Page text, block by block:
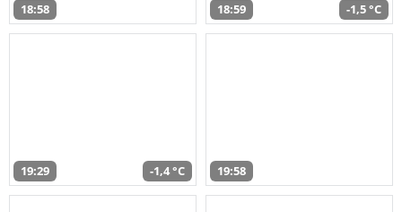
18:58 18:59 -1,5 °C
19:29 -1,4 °C 19:58